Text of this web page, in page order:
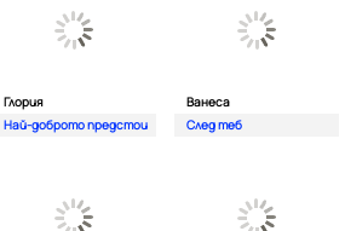
Глория
Най-доброто предстои
Ванеса
След теб